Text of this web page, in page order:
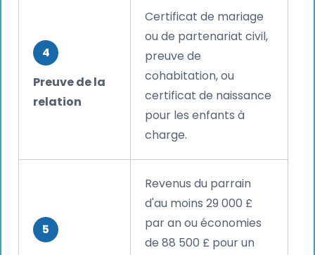
4
Preuve de la
relation
Certificat de mariage
ou de partenariat civil,
preuve de
cohabitation, ou
certificat de naissance
pour les enfants à
charge.
5
Revenus du parrain
d'au moins 29 000 £
par an ou économies
de 88 500 £ pour un